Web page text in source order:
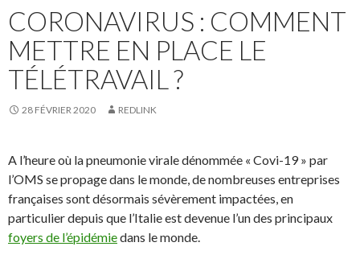
CORONAVIRUS : COMMENT
METTRE EN PLACE LE
TÉLÉTRAVAIL ?
28 FÉVRIER 2020 REDLINK
A l’heure où la pneumonie virale dénommée « Covi-19 » par
l’OMS se propage dans le monde, de nombreuses entreprises
françaises sont désormais sévèrement impactées, en
particulier depuis que l’Italie est devenue l’un des principaux
foyers de l’épidémiedans le monde.